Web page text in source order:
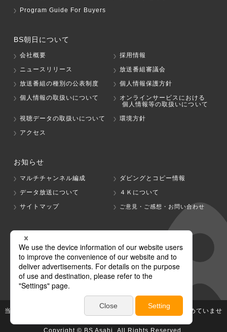
Program Guide For Buyers
BS朝日について
会社概要
採用情報
ニュースリリース
放送番組審議会
放送番組の種別の公表制度
個人情報保護方針
個人情報の取扱いについて
オンラインサービスにおける
個人情報等の取扱いについて
視聴データの取扱いについて
環境方針
アクセス
お知らせ
マルチチャンネル編成
ダビングとコピー情報
データ放送について
４Ｋについて
サイトマップ
ご意見・ご感想・お問い合わせ
グループ会社
テレビ朝日 テレ朝チャンネル
当社が著作権、著作隣接権を有する放送番組等の無断利用は認めていませ
ん。